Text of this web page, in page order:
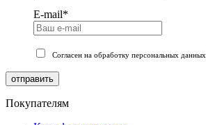
E-mail*
Согласен на обработку персональных данных
отправить
Покупателям